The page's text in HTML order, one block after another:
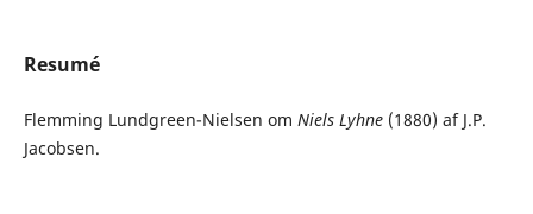
Resumé
Flemming Lundgreen-Nielsen om Niels Lyhne (1880) af J.P.
Jacobsen.